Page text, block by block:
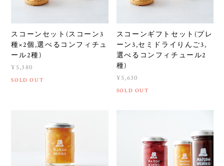
スコーンセット(スコーン3
種×2個,選べるコンフィチュ
ール2種)
¥5,380
SOLD OUT
スコーンギフトセット(プレ
ーン3,セミドライりんご3,
選べるコンフィチュール2
種)
¥5,630
SOLD OUT